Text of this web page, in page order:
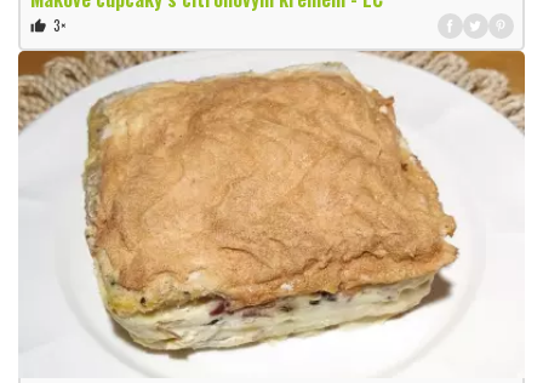
thumb_up 3×